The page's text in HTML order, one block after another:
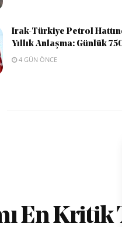
Irak-Türkiye Petrol
Yıllık Anlaşma: Günlük
4 GÜN ÖNCE
En Kritik